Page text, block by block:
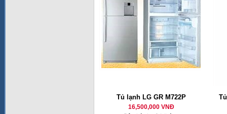
Tủ lạnh LG GR M722P
16,500,000 VNĐ